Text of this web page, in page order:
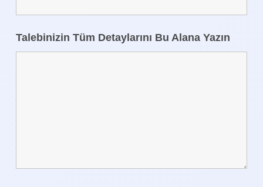
Talebinizin Tüm Detaylarını Bu Alana Yazın